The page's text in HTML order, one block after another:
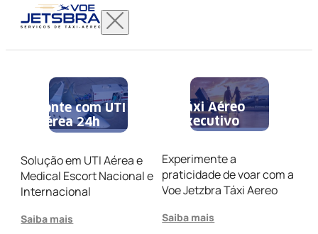
Conte com UTI
Aérea 24h
Solução em UTI Aérea e
Medical Escort Nacional e
Internacional
Saiba mais
Táxi Aéreo
Executivo
Experimente a
praticidade de voar com a
Voe Jetzbra Táxi Aereo
Saiba mais